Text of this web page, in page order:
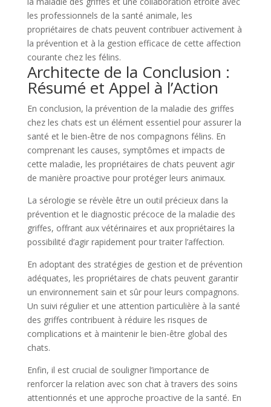
les professionnels de la santé animale, les
propriétaires de chats peuvent contribuer activement à
la prévention et à la gestion efficace de cette affection
courante chez les félins.
Architecte de la Conclusion :
Résumé et Appel à l’Action
En conclusion, la prévention de la maladie des griffes
chez les chats est un élément essentiel pour assurer la
santé et le bien-être de nos compagnons félins. En
comprenant les causes, symptômes et impacts de
cette maladie, les propriétaires de chats peuvent agir
de manière proactive pour protéger leurs animaux.
La sérologie se révèle être un outil précieux dans la
prévention et le diagnostic précoce de la maladie des
griffes, offrant aux vétérinaires et aux propriétaires la
possibilité d’agir rapidement pour traiter l’affection.
En adoptant des stratégies de gestion et de prévention
adéquates, les propriétaires de chats peuvent garantir
un environnement sain et sûr pour leurs compagnons.
Un suivi régulier et une attention particulière à la santé
des griffes contribuent à réduire les risques de
complications et à maintenir le bien-être global des
chats.
Enfin, il est crucial de souligner l’importance de
renforcer la relation avec son chat à travers des soins
attentionnés et une approche proactive de la santé. En